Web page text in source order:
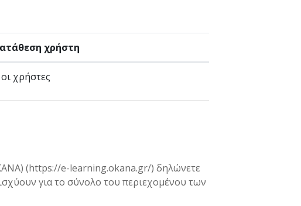
χρήστη
χρήστες
(https://e-learning.okana.gr/) δηλώνετε
για το σύνολο του περιεχομένου των